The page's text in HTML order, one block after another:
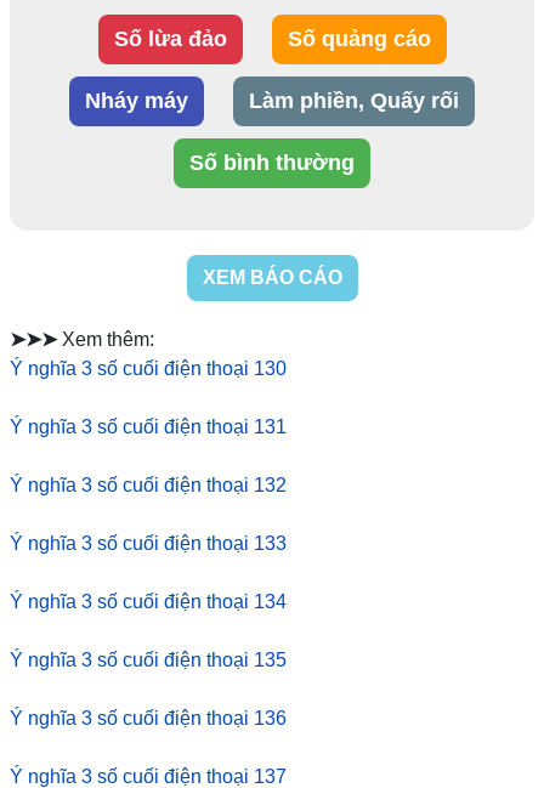
Số lừa đảo Số quảng cáo
Nháy máy Làm phiền, Quấy rối
Số bình thường
XEM BÁO CÁO
➤➤➤ Xem thêm:
Ý nghĩa 3 số cuối điện thoại 130
Ý nghĩa 3 số cuối điện thoại 131
Ý nghĩa 3 số cuối điện thoại 132
Ý nghĩa 3 số cuối điện thoại 133
Ý nghĩa 3 số cuối điện thoại 134
Ý nghĩa 3 số cuối điện thoại 135
Ý nghĩa 3 số cuối điện thoại 136
Ý nghĩa 3 số cuối điện thoại 137